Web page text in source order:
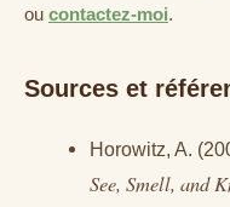
ou contactez-moi.
Sources et
Horowitz, A.
See, Smell, and